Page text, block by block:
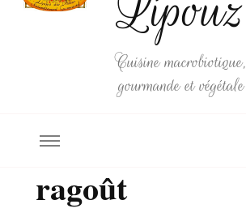
Cuisine macrobiotique,
gourmande et végétale
ragoût